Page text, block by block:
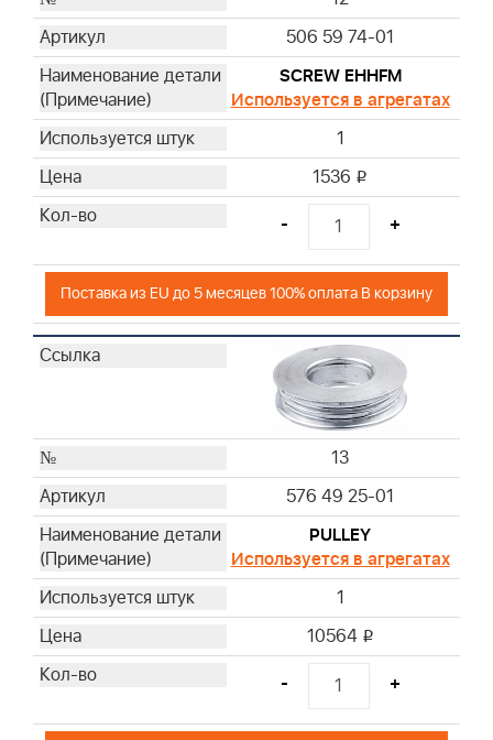
506 59 74-01
SCREW EHHFM
Используется в агрегатах
1
1536 i
- +
Поставка из EU до 5 месяцев 100% оплата В корзину
13
576 49 25-01
PULLEY
Используется в агрегатах
1
10564 i
- +